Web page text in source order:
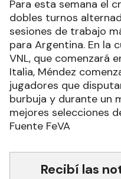
Para esta semana el
dobles turnos
sesiones de trabajo
para Argentina. En la
VNL, que comenzará
Italia, Méndez
jugadores que
burbuja y durante un
mejores selecciones
Fuente FeVA
Recibí las